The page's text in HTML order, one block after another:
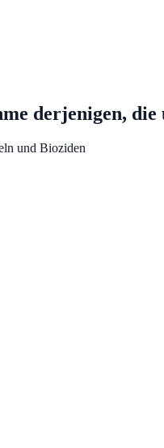
derjenigen,
und Bioziden